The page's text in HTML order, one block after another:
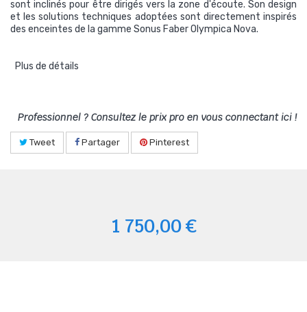
sont inclinés pour être dirigés vers la zone d'écoute. Son design
et les solutions techniques adoptées sont directement inspirés
des enceintes de la gamme Sonus Faber Olympica Nova.
Plus de détails
Professionnel ? Consultez le prix pro en vous connectant ici !
Tweet Partager Pinterest
1 750,00 €